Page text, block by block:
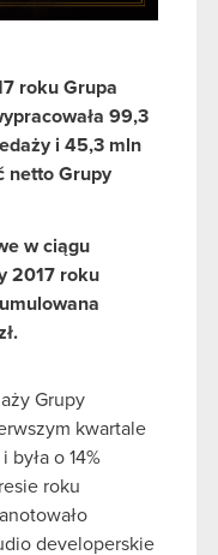
roku Grupa
99,3
i 45,3 mln
netto Grupy
w ciągu
2017 roku
Grupy
kwartale
była o 14%
roku
developerskie